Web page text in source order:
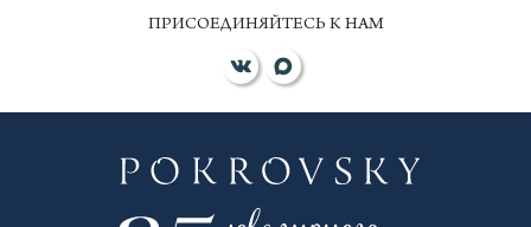
ПРИСОЕДИНЯЙТЕСЬ К НАМ